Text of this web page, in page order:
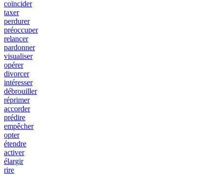
coïncider
taxer
perdurer
préoccuper
relancer
pardonner
visualiser
opérer
divorcer
intéresser
débrouiller
réprimer
accorder
prédire
empêcher
opter
étendre
activer
élargir
rire